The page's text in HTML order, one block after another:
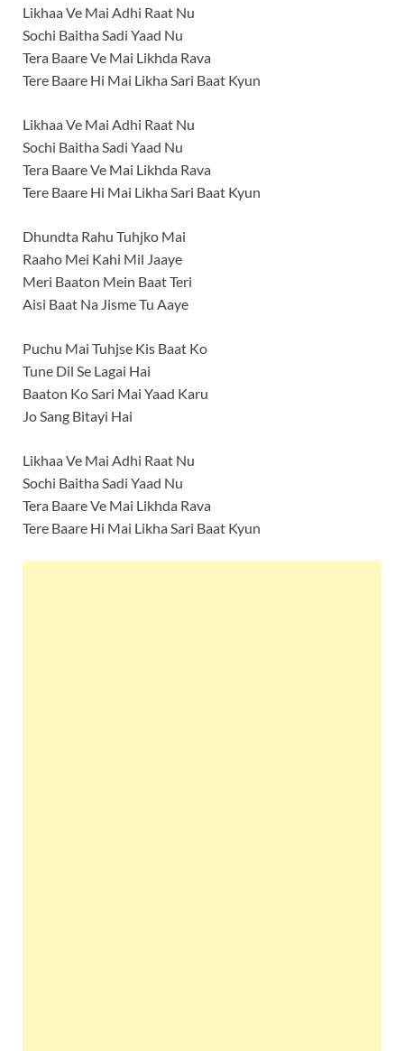
Likhaa Ve Mai Adhi Raat Nu
Sochi Baitha Sadi Yaad Nu
Tera Baare Ve Mai Likhda Rava
Tere Baare Hi Mai Likha Sari Baat Kyun
Likhaa Ve Mai Adhi Raat Nu
Sochi Baitha Sadi Yaad Nu
Tera Baare Ve Mai Likhda Rava
Tere Baare Hi Mai Likha Sari Baat Kyun
Dhundta Rahu Tuhjko Mai
Raaho Mei Kahi Mil Jaaye
Meri Baaton Mein Baat Teri
Aisi Baat Na Jisme Tu Aaye
Puchu Mai Tuhjse Kis Baat Ko
Tune Dil Se Lagai Hai
Baaton Ko Sari Mai Yaad Karu
Jo Sang Bitayi Hai
Likhaa Ve Mai Adhi Raat Nu
Sochi Baitha Sadi Yaad Nu
Tera Baare Ve Mai Likhda Rava
Tere Baare Hi Mai Likha Sari Baat Kyun